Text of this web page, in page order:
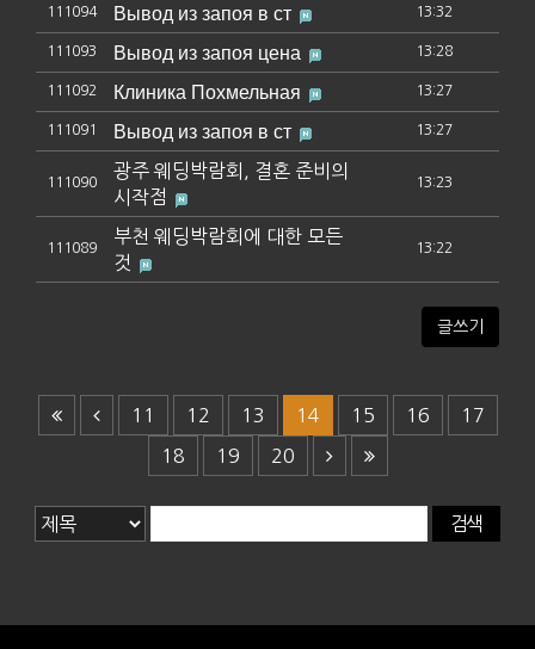
111094 Вывод из запоя в ст 13:32
111093 Вывод из запоя цена 13:28
111092 Клиника Похмельная 13:27
111091 Вывод из запоя в ст 13:27
111090
광주 웨딩박람회, 결혼 준비의
시작점
13:23
111089
부천 웨딩박람회에 대한 모든
것
13:22
글쓰기
11 12 13 14 15 16 17
18 19 20